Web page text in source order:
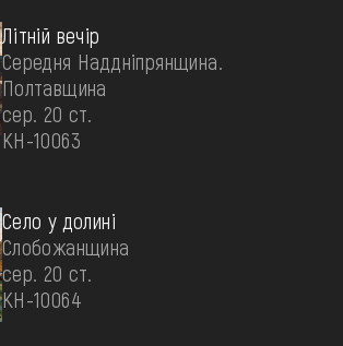
Літній вечір
Середня Наддніпрянщина.
Полтавщина
сер. 20 ст.
КН-10063
Село у долині
Слобожанщина
сер. 20 ст.
КН-10064